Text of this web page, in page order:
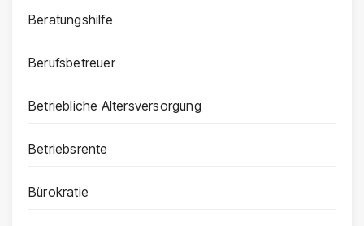
Beratungshilfe
Berufsbetreuer
Betriebliche Altersversorgung
Betriebsrente
Bürokratie